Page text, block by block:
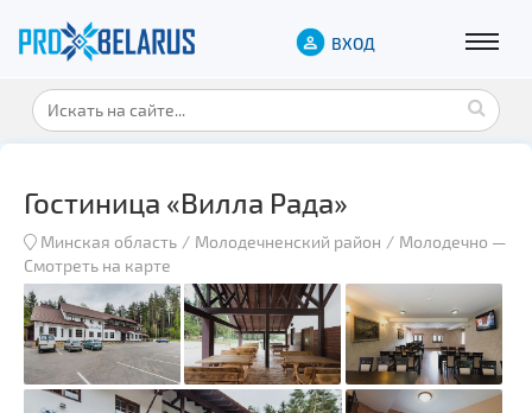
ВХОД
Гостиница «Вилла Рада»
Минская область Молодечненский район Молодечно —
Смотреть на карте